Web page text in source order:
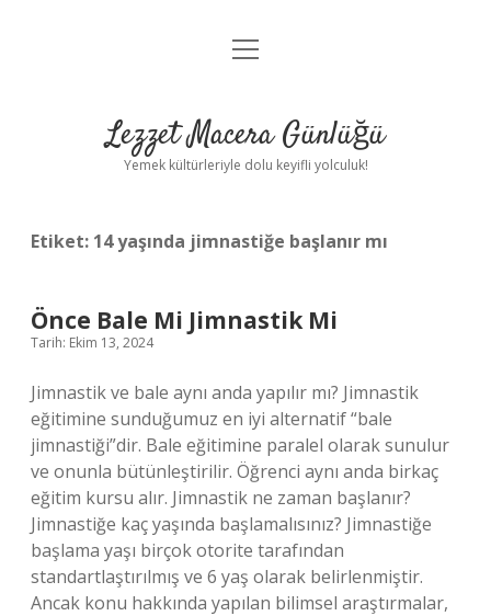
Anasayfa
Yasal Uyarı
menüyü
Lezzet Macera Günlüğü
Yemek kültürleriyle dolu keyifli yolculuk!
Etiket: 14 yaşında jimnastiğe başlanır mı
Önce Bale Mi Jimnastik Mi
Tarih: Ekim 13, 2024
Jimnastik ve bale aynı anda yapılır mı? Jimnastik
eğitimine sunduğumuz en iyi alternatif “bale
jimnastiği”dir. Bale eğitimine paralel olarak sunulur
ve onunla bütünleştirilir. Öğrenci aynı anda birkaç
eğitim kursu alır. Jimnastik ne zaman başlanır?
Jimnastiğe kaç yaşında başlamalısınız? Jimnastiğe
başlama yaşı birçok otorite tarafından
standartlaştırılmış ve 6 yaş olarak belirlenmiştir.
Ancak konu hakkında yapılan bilimsel araştırmalar,